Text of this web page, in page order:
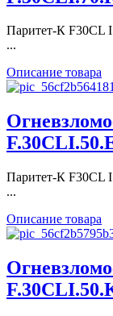
Паритет-К F30CL
...
Описание товара
Паритет-К F30CL
...
Описание товара